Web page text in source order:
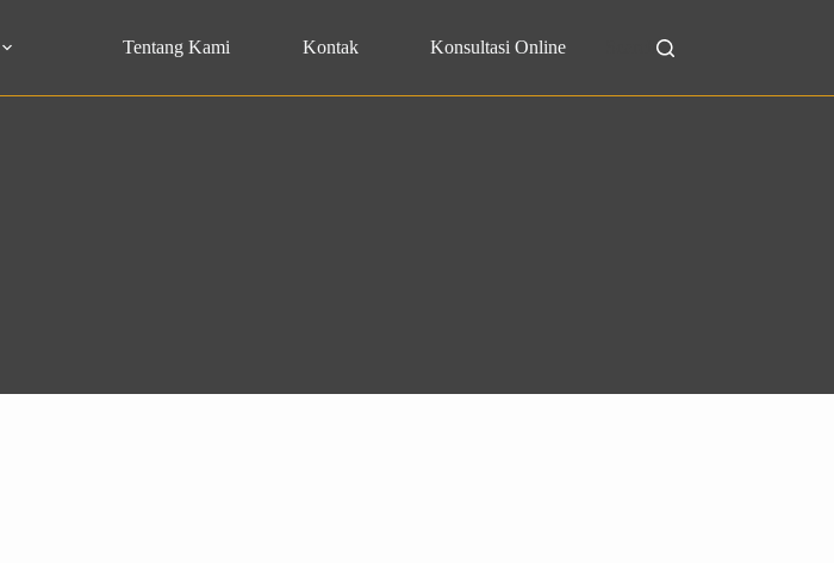
Tentang Kami Kontak Konsultasi Online